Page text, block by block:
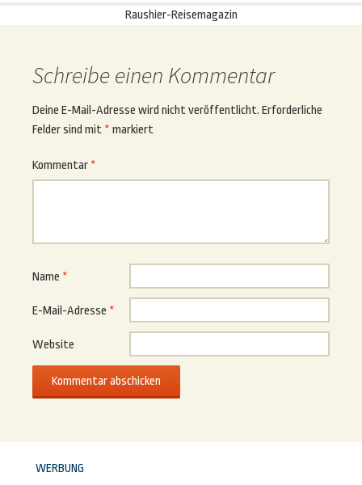
Raushier-Reisemagazin
Schreibe einen Kommentar
Deine E-Mail-Adresse wird nicht veröffentlicht. Erforderliche
Felder sind mit * markiert
Kommentar *
Name *
E-Mail-Adresse *
Website
WERBUNG